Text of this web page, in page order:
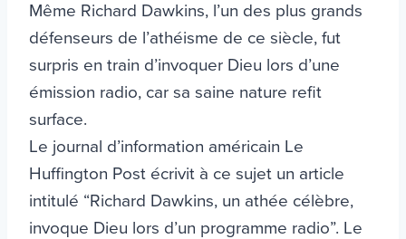
Même Richard Dawkins, l’un des plus grands
défenseurs de l’athéisme de ce siècle, fut
surpris en train d’invoquer Dieu lors d’une
émission radio, car sa saine nature refit
surface.
Le journal d’information américain Le
Huffington Post écrivit à ce sujet un article
intitulé “Richard Dawkins, un athée célèbre,
invoque Dieu lors d’un programme radio”. Le